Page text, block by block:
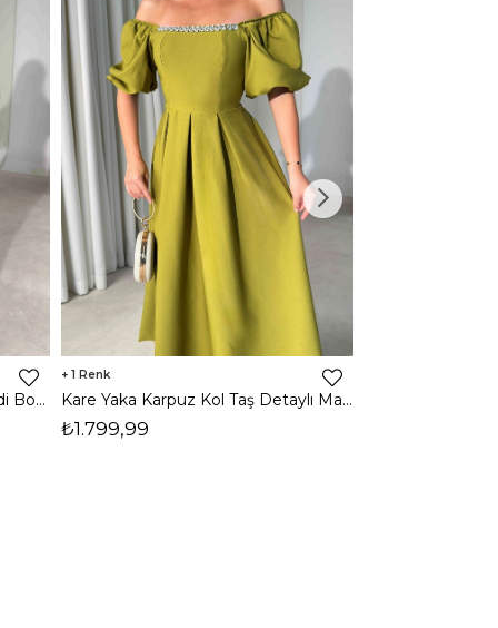
Halter Yaka Önden Yırtmaçlı Midi Boy Kahverengi Hasre Kadın Elbise 26Y502
1
Kare Yaka Karpuz Kol Taş Detaylı Maxi Yağ Yeşili Civo Kadın Elbise 206Y501
₺1.799,99